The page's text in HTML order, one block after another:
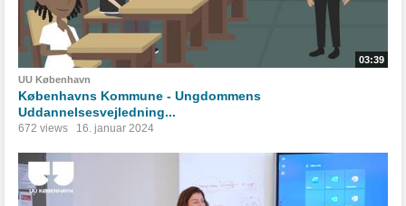
03:39
UU København
Københavns Kommune - Ungdommens
Uddannelsesvejledning...
672 views 16. januar 2024